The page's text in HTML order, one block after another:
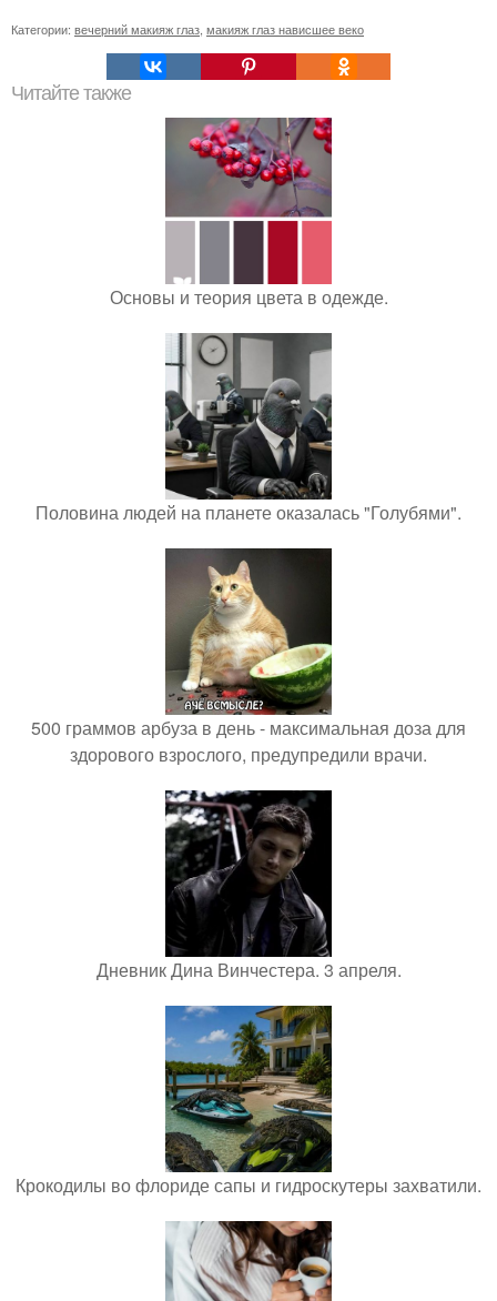
Категории: вечерний макияж глаз, макияж глаз нависшее веко
Читайте также
Основы и теория цвета в одежде.
Половина людей на планете оказалась "Голубями".
500 граммов арбуза в день - максимальная доза для
здорового взрослого, предупредили врачи.
Дневник Дина Винчестера. 3 апреля.
Крокодилы во флориде сапы и гидроскутеры захватили.